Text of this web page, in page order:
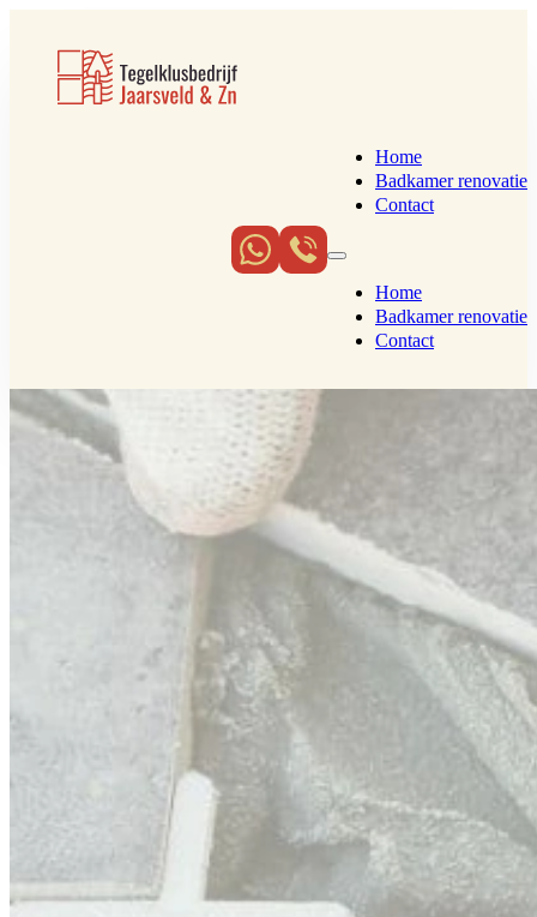
Home
Badkamer renovatie
Contact
Home
Badkamer renovatie
Contact
TEGELZETTER TILBURG
Uw nieuwe tegelwerk vlak en
Tegelzetter voor badkamer, keuken en toilet.
U kijkt jarenlang met plezier naar het
tegelwerk dat wij voor u maken
Offerte aanvragen
TEGELZETTER TILBURG EN
OMSTREKEN